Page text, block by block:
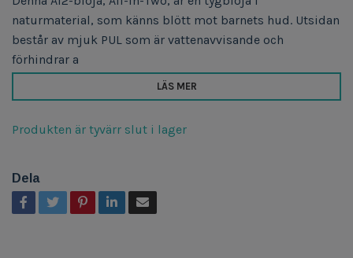
naturmaterial, som känns blött mot barnets hud. Utsidan
består av mjuk PUL som är vattenavvisande och
förhindrar a
LÄS MER
Produkten är tyvärr slut i lager
Dela